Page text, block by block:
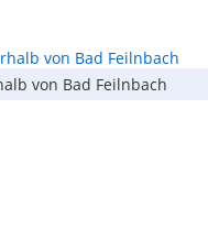
von Bad Feilnbach